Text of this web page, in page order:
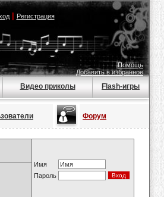
| Регистрация
Помощь
Добавить в избранное
Видео приколы Flash-игры
Форум
Имя
Пароль